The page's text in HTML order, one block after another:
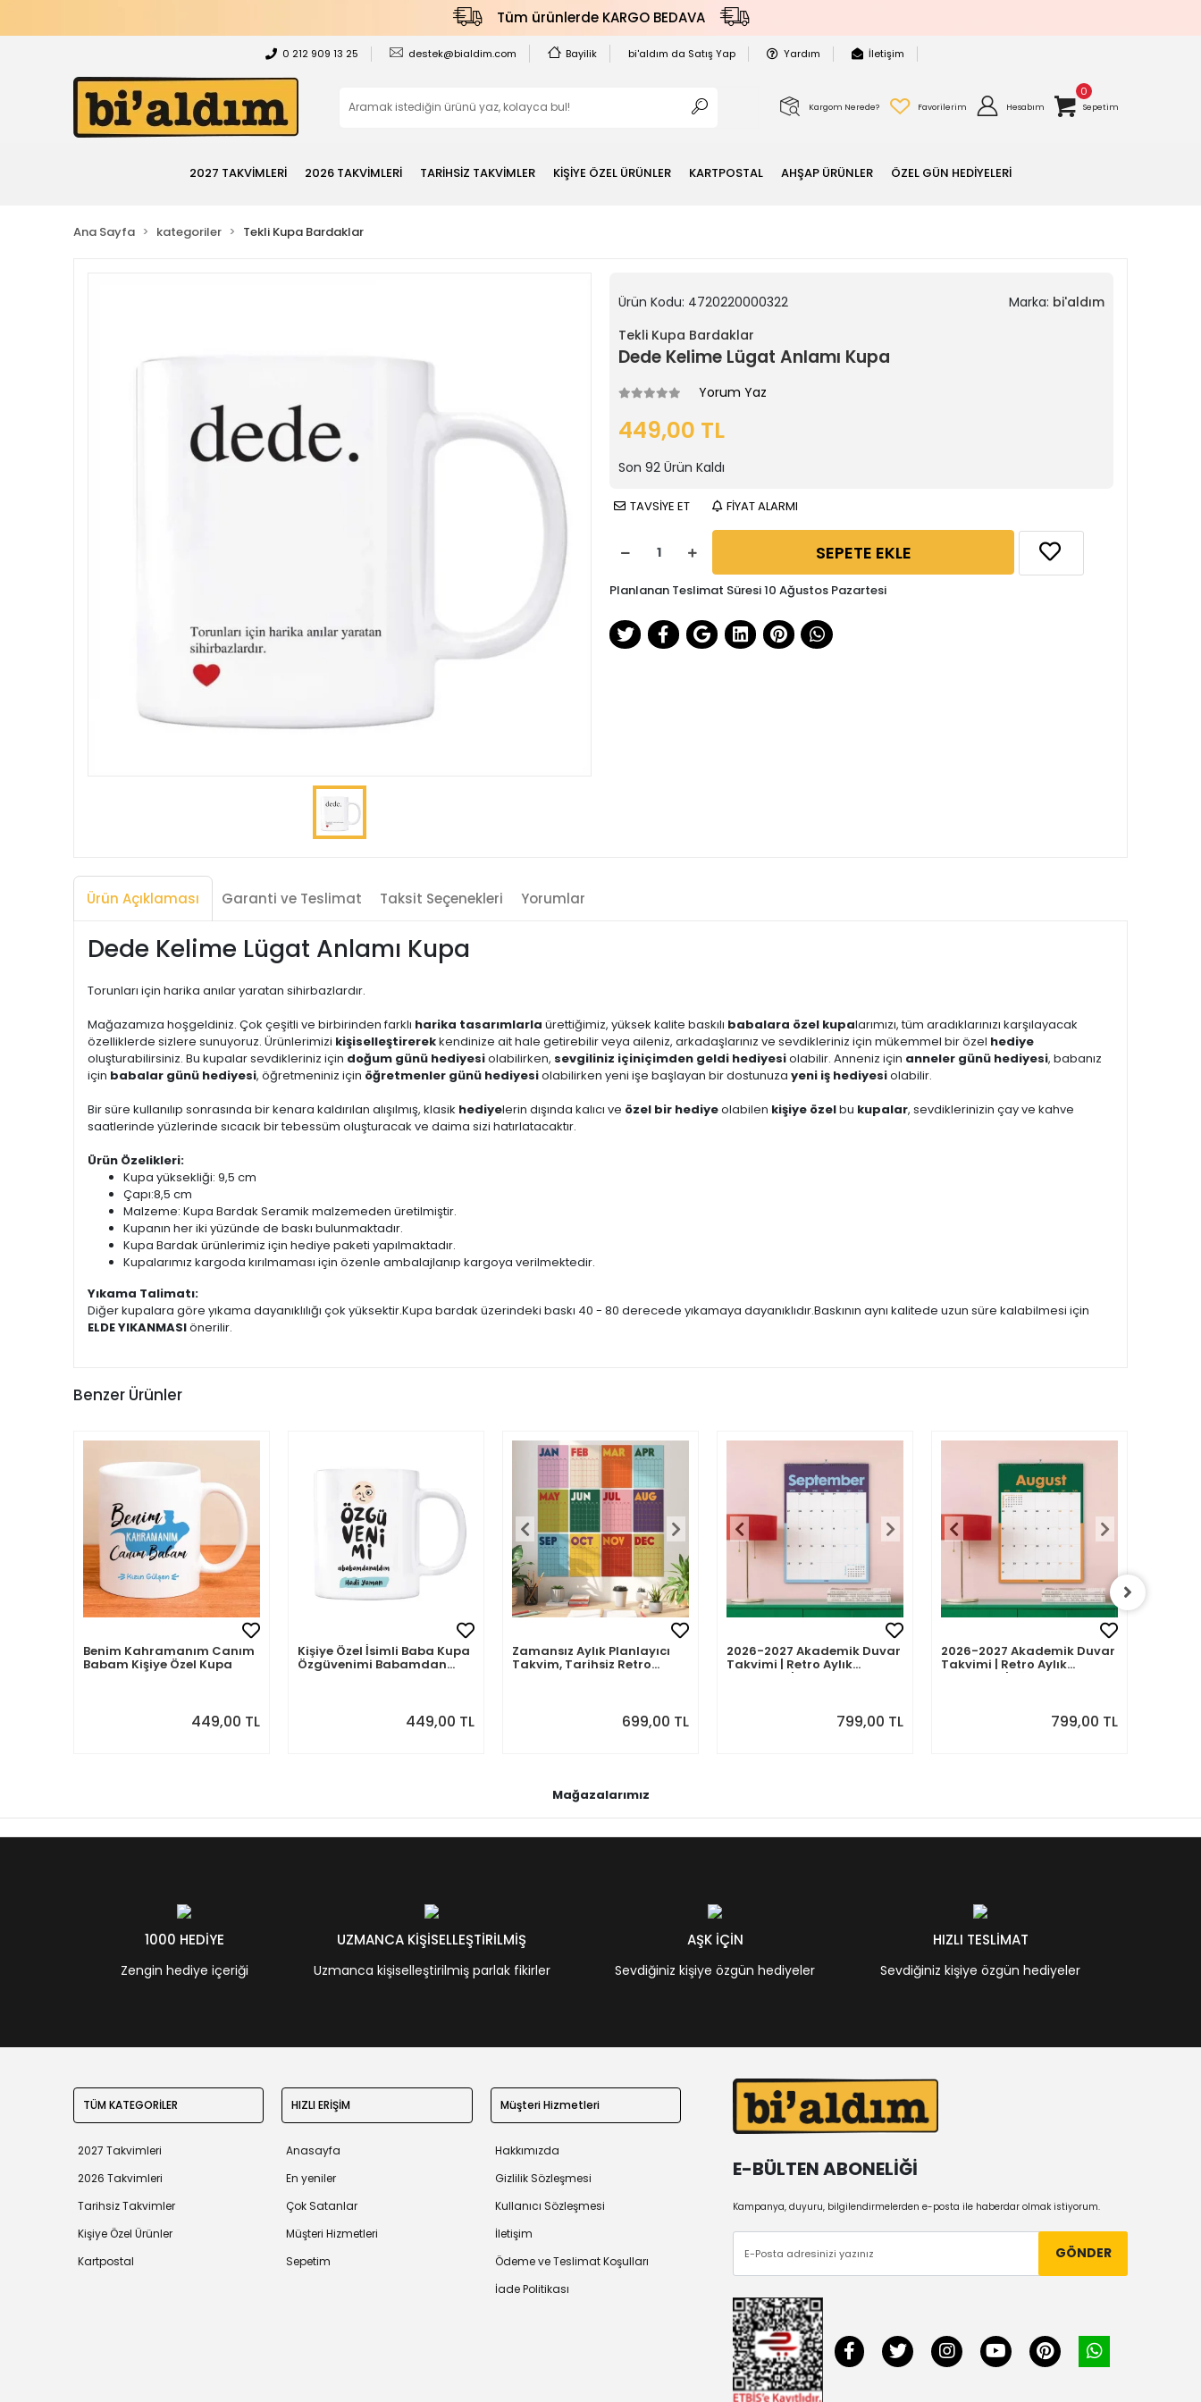
Tüm ürünlerde KARGO BEDAVA
0 212 909 13 25 destek@bialdim.com Bayilik bi'aldım da Satış Yap Yardım İletişim
Kargom Nerede? Favorilerim Hesabım
0
Sepetim
2027 TAKVİMLERİ 2026 TAKVİMLERİ TARİHSİZ TAKVİMLER KİŞİYE ÖZEL ÜRÜNLER KARTPOSTAL AHŞAP ÜRÜNLER ÖZEL GÜN HEDİYELERİ
Ana Sayfa kategoriler Tekli Kupa Bardaklar
Ürün Kodu: 4720220000322 Marka: bi'aldım
Tekli Kupa Bardaklar
Dede Kelime Lügat Anlamı Kupa
Yorum Yaz
449,00 TL
Son 92 Ürün Kaldı
TAVSİYE ET FİYAT ALARMI
SEPETE EKLE
Planlanan Teslimat Süresi 10 Ağustos Pazartesi
Ürün Açıklaması Garanti ve Teslimat Taksit Seçenekleri Yorumlar
Dede Kelime Lügat Anlamı Kupa
Torunları için harika anılar yaratan sihirbazlardır.
Mağazamıza hoşgeldiniz. Çok çeşitli ve birbirinden farklı harika tasarımlarla ürettiğimiz, yüksek kalite baskılı babalara özel kupalarımızı, tüm aradıklarınızı karşılayacak
özelliklerde sizlere sunuyoruz. Ürünlerimizi kişiselleştirerekkendinize ait hale getirebilir veya aileniz, arkadaşlarınız ve sevdikleriniz için mükemmel bir özel hediye
oluşturabilirsiniz. Bu kupalar sevdikleriniz için doğum günü hediyesiolabilirken, sevgiliniz içiniçimden geldi hediyesiolabilir. Anneniz için anneler günü hediyesi, babanız
için babalar günü hediyesi, öğretmeniniz için öğretmenler günü hediyesiolabilirken yeni işe başlayan bir dostunuza yeni iş hediyesiolabilir.
Bir süre kullanılıp sonrasında bir kenara kaldırılan alışılmış, klasik hediyelerin dışında kalıcı ve özel bir hediyeolabilen kişiye özelbu kupalar, sevdiklerinizin çay ve kahve
saatlerinde yüzlerinde sıcacık bir tebessüm oluşturacak ve daima sizi hatırlatacaktır.
Ürün Özelikleri:
Kupa yüksekliği: 9,5 cm
Çapı:8,5 cm
Malzeme: Kupa Bardak Seramik malzemeden üretilmiştir.
Kupanın her iki yüzünde de baskı bulunmaktadır.
Kupa Bardak ürünlerimiz için hediye paketi yapılmaktadır.
Kupalarımız kargoda kırılmaması için özenle ambalajlanıp kargoya verilmektedir.
Yıkama Talimatı:
Diğer kupalara göre yıkama dayanıklılığı çok yüksektir.Kupa bardak üzerindeki baskı 40 - 80 derecede yıkamaya dayanıklıdır.Baskının aynı kalitede uzun süre kalabilmesi için
ELDE YIKANMASIönerilir.
Benzer Ürünler
Benim Kahramanım Canım
Babam Kişiye Özel Kupa
449,00 TL
Kişiye Özel İsimli Baba Kupa
Özgüvenimi Babamdan
449,00 TL
Zamansız Aylık Planlayıcı
Takvim, Tarihsiz Retro
699,00 TL
2026-2027 Akademik Duvar
Takvimi | Retro Aylık
Planlayıcı | Eylül 2026 -
799,00 TL
2026-2027 Akademik Duvar
Takvimi | Retro Aylık
Planlayıcı | Ağustos 2026 -
799,00 TL
Mağazalarımız
1000 HEDİYE
Zengin hediye içeriği
UZMANCA KİŞİSELLEŞTİRİLMİŞ
Uzmanca kişiselleştirilmiş parlak fikirler
AŞK İÇİN
Sevdiğiniz kişiye özgün hediyeler
HIZLI TESLİMAT
Sevdiğiniz kişiye özgün hediyeler
TÜM KATEGORİLER
2027 Takvimleri
2026 Takvimleri
Tarihsiz Takvimler
Kişiye Özel Ürünler
Kartpostal
HIZLI ERİŞİM
Anasayfa
En yeniler
Çok Satanlar
Müşteri Hizmetleri
Sepetim
Müşteri Hizmetleri
Hakkımızda
Gizlilik Sözleşmesi
Kullanıcı Sözleşmesi
İletişim
Ödeme ve Teslimat Koşulları
İade Politikası
E-BÜLTEN ABONELİĞİ
Kampanya, duyuru, bilgilendirmelerden e-posta ile haberdar olmak istiyorum.
GÖNDER